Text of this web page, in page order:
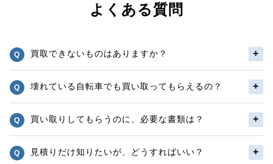
よくある質問
買取できないものはありますか？
壊れている自転車でも買い取ってもらえるの？
買い取りしてもらうのに、必要な書類は？
見積りだけ知りたいが、どうすればいい？